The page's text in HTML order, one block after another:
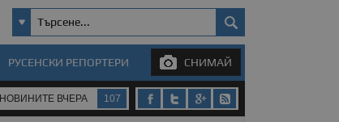
РУСЕНСКИ РЕПОРТЕРИ СНИМАЙ
НОВИНИТЕ ВЧЕРА 107